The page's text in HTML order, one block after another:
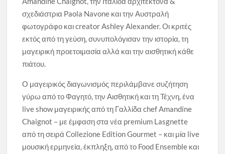
σχεδιάστρια Paola Navone και την Αυστραλή
φωτογράφο και creator Ashley Alexander. Oι κριτές
εκτός από τη γεύση, συνυπολόγισαν την ιστορία, τη
μαγειρική προετοιμασία αλλά και την αισθητική κάθε
πιάτου.
Ο μαγειρικός διαγωνισμός περιλάμβανε συζήτηση
γύρω από το Φαγητό, την Αισθητική και τη Τέχνη, ένα
live show μαγειρικής από τη Γαλλίδα chef Amandine
Chaignot – με έμφαση στα νέα premium Lasgnette
από τη σειρά Collezione Edition Gourmet – και μία live
μουσική ερμηνεία, έκπληξη, από το Food Ensemble και